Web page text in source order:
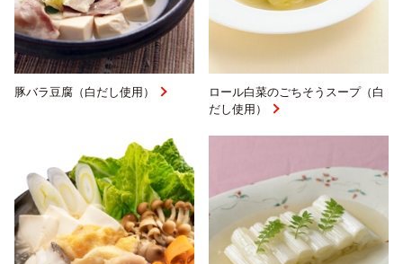
豚バラ豆腐（白だし使用）
ロール白菜のごちそうスープ（白
だし使用）